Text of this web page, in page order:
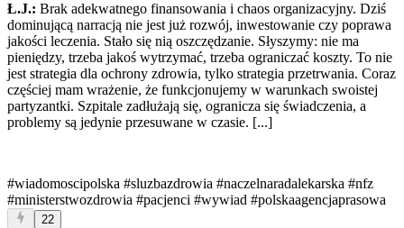
Ł.J.: Brak adekwatnego finansowania i chaos organizacyjny. Dziś
dominującą narracją nie jest już rozwój, inwestowanie czy poprawa
jakości leczenia. Stało się nią oszczędzanie. Słyszymy: nie ma
pieniędzy, trzeba jakoś wytrzymać, trzeba ograniczać koszty. To nie
jest strategia dla ochrony zdrowia, tylko strategia przetrwania. Coraz
częściej mam wrażenie, że funkcjonujemy w warunkach swoistej
partyzantki. Szpitale zadłużają się, ogranicza się świadczenia, a
problemy są jedynie przesuwane w czasie. [...]
#wiadomoscipolska #sluzbazdrowia #naczelnaradalekarska #nfz
#ministerstwozdrowia #pacjenci #wywiad #polskaagencjaprasowa
22